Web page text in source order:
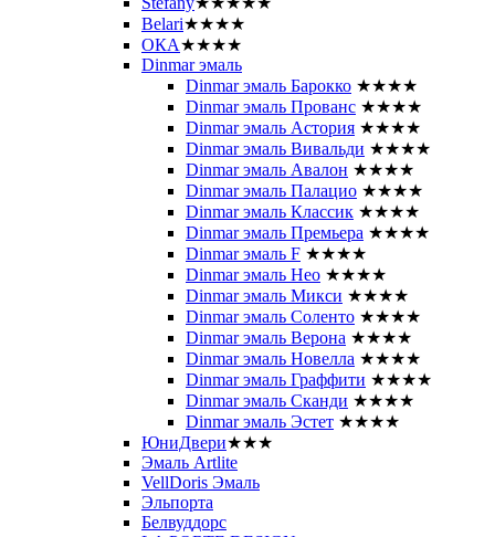
Belari★★★★
ОКА★★★★
Dinmar эмаль
Dinmar эмаль Барокко ★★★★
Dinmar эмаль Прованс ★★★★
Dinmar эмаль Астория ★★★★
Dinmar эмаль Вивальди ★★★★
Dinmar эмаль Авалон ★★★★
Dinmar эмаль Палацио ★★★★
Dinmar эмаль Классик ★★★★
Dinmar эмаль Премьера ★★★★
Dinmar эмаль F ★★★★
Dinmar эмаль Нео ★★★★
Dinmar эмаль Микси ★★★★
Dinmar эмаль Соленто ★★★★
Dinmar эмаль Верона ★★★★
Dinmar эмаль Новелла ★★★★
Dinmar эмаль Граффити ★★★★
Dinmar эмаль Сканди ★★★★
Dinmar эмаль Эстет ★★★★
ЮниДвери★★★
Эмаль Artlite
VellDoris Эмаль
Эльпорта
Белвуддорс